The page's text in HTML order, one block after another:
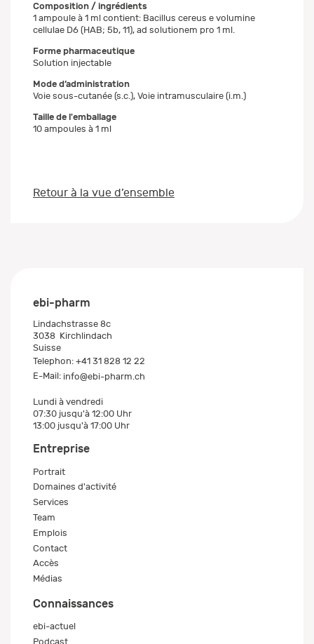
Composition / ingrédients
1 ampoule à 1 ml contient: Bacillus cereus e volumine
cellulae D6 (HAB; 5b, 11), ad solutionem pro 1 ml.
Forme pharmaceutique
Solution injectable
Mode d’administration
Voie sous-cutanée (s.c.), Voie intramusculaire (i.m.)
Taille de l'emballage
10 ampoules à 1 ml
Retour à la vue d’ensemble
ebi-pharm
Lindachstrasse 8c
3038 Kirchlindach
Suisse
Telephon: +41 31 828 12 22
E-Mail: info@ebi-pharm.ch
Lundi à vendredi
07:30 jusqu'à 12:00 Uhr
13:00 jusqu'à 17:00 Uhr
Entreprise
Portrait
Domaines d'activité
Services
Team
Emplois
Contact
Accès
Médias
Connaissances
ebi-actuel
Podcast